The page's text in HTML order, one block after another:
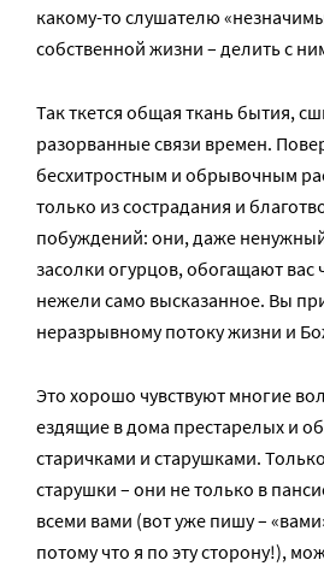
какому-то слушателю
собственной жизни – делить с
Так ткется общая ткань бытия,
разорванные связи времен.
бесхитростным и обрывочным
только из сострадания и
побуждений: они, даже
засолки огурцов, обогащают
нежели само высказанное. Вы
неразрывному потоку жизни и
Это хорошо чувствуют многие
ездящие в дома престарелых и
старичками и старушками.
старушки – они не только в
всеми вами (вот уже пишу –
потому что я по эту сторону!),